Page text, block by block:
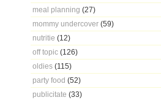
meal planning (27)
mommy undercover (59)
nutritie (12)
off topic (126)
oldies (115)
party food (52)
publicitate (33)